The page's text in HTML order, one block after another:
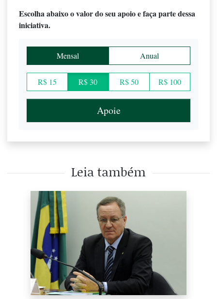
Escolha abaixo o valor do seu apoio e faça parte dessa
iniciativa.
Mensal Anual
R$ 15 R$ 30 R$ 50 R$ 100
Apoie
Leia também